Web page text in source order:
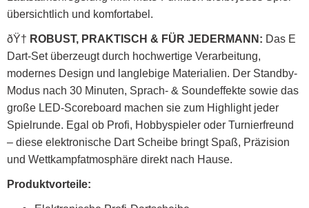
übersichtlich und komfortabel.
ðŸ† ROBUST, PRAKTISCH & FÜR JEDERMANN: Das E
Dart-Set überzeugt durch hochwertige Verarbeitung,
modernes Design und langlebige Materialien. Der Standby-
Modus nach 30 Minuten, Sprach- & Soundeffekte sowie das
große LED-Scoreboard machen sie zum Highlight jeder
Spielrunde. Egal ob Profi, Hobbyspieler oder Turnierfreund
– diese elektronische Dart Scheibe bringt Spaß, Präzision
und Wettkampfatmosphäre direkt nach Hause.
Produktvorteile: